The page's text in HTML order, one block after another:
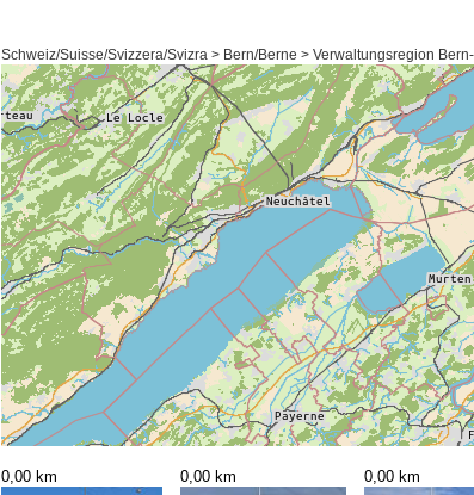
Schweiz/Suisse/Svizzera/Svizra > Bern/Berne > Verwaltungsregion
0,00 km 0,00 km 0,00 km